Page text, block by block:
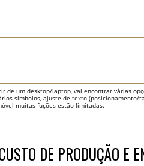
de um desktop/laptop, vai encontrar várias
símbolos, ajuste de texto (posicionamento/
muitas fuções estão limitadas.
DE PRODUÇÃO E